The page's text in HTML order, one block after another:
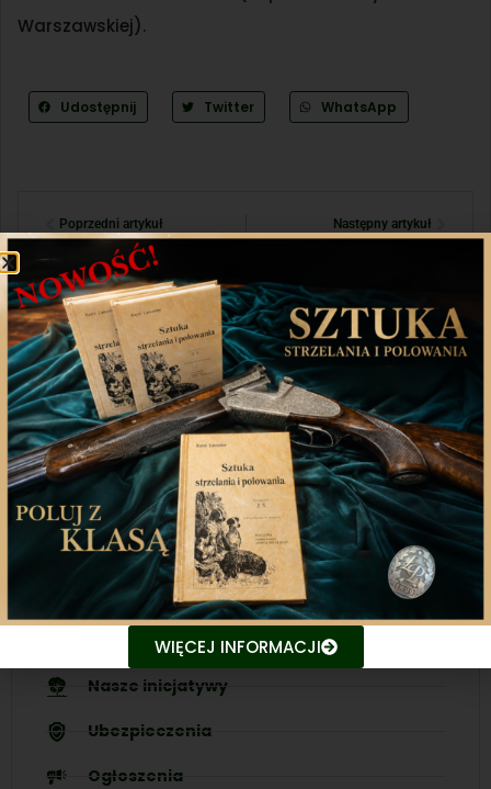
Warszawskiej).
Udostępnij Twitter WhatsApp
Poprzedni artykuł Następny artykuł
Aplikacja mobilna
Nasza aplikacja to doskonały towarzysz każdego
miłośnika łowiectwa, który pragnie pozostać na
bieżąco z najnowszymi treściami związanych stron.
Śledź aktualne wydarzenia
Udostępniaj treści znajomym
Nasze inicjatywy
Ubezpieczenia
Ogłoszenia
WIĘCEJ INFORMACJI